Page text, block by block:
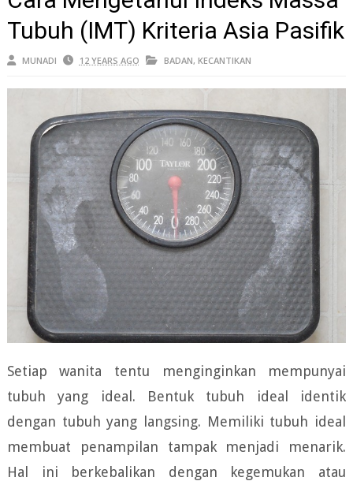
Tubuh (IMT) Kriteria Asia Pasifik
MUNADI 12 YEARS AGO BADAN, KECANTIKAN
Setiap wanita tentu menginginkan mempunyai
tubuh yang ideal. Bentuk tubuh ideal identik
dengan tubuh yang langsing. Memiliki tubuh ideal
membuat penampilan tampak menjadi menarik.
Hal ini berkebalikan dengan kegemukan atau